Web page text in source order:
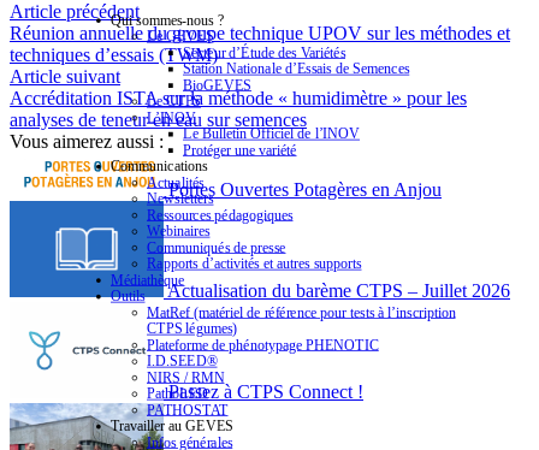
Article précédent
Réunion annuelle du groupe technique UPOV sur les méthodes et
techniques d’essais (TWM)
Article suivant
Accréditation ISTA sur la méthode « humidimètre » pour les
analyses de teneur en eau sur semences
Vous aimerez aussi :
Portes Ouvertes Potagères en Anjou
Actualisation du barème CTPS – Juillet 2026
Passez à CTPS Connect !
Qui sommes-nous ?
Le GEVES
Secteur d’Étude des Variétés
Station Nationale d’Essais de Semences
BioGEVES
Le CTPS
L’INOV
Le Bulletin Officiel de l’INOV
Protéger une variété
Communications
Actualités
Newsletters
Ressources pédagogiques
Webinaires
Communiqués de presse
Rapports d’activités et autres supports
Médiathèque
Outils
MatRef (matériel de référence pour tests à l’inscription
CTPS légumes)
Plateforme de phénotypage PHENOTIC
I.D.SEED®
NIRS / RMN
PathoLED
PATHOSTAT
Travailler au GEVES
Infos générales